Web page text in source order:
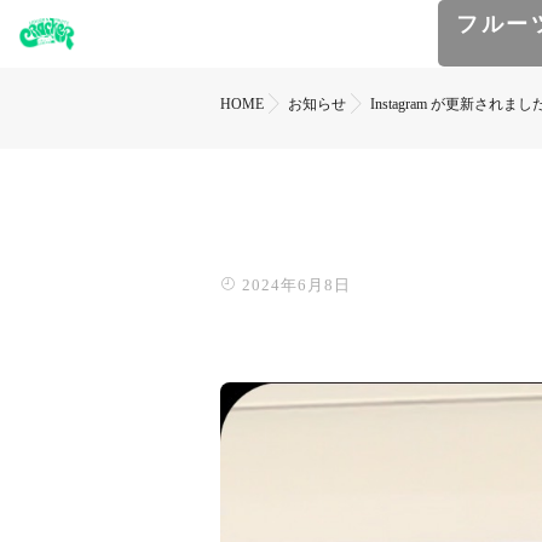
フルー
HOME お知らせ Instagram が更新されまし
2024年6月8日